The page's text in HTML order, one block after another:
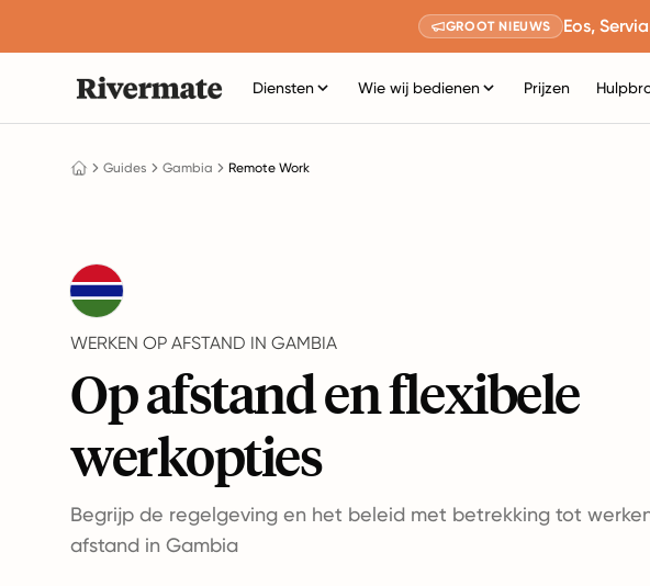
GROOT NIEUWS Eos,
Diensten Wie wij bedienen Prijzen
Guides Gambia Remote Work
WERKEN OP AFSTAND IN GAMBIA
Op afstand en flexibele
werkopties
Begrijp de regelgeving en het beleid met betrekking tot
afstand in Gambia